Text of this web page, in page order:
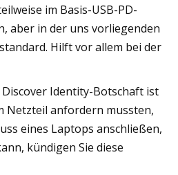
im Basis-USB-PD-
aber in der uns vorliegenden
Hilft vor allem bei der
Identity-Botschaft ist
Netzteil anfordern mussten,
eines Laptops anschließen,
kündigen Sie diese